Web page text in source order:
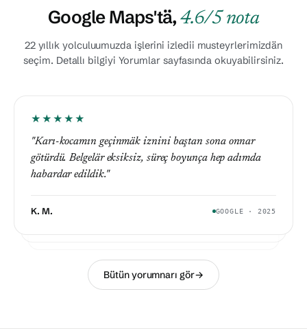
Google Maps'tä, 4.6/5 nota
22 yıllık yolculuumuzda işlerini izledii musteyrlerimizdän
seçim. Detallı bilgiyi Yorumlar sayfasında okuyabilirsiniz.
★★★★★
"Karı-kocamın geçinmäk iznini baştan sona onnar
götürdü. Belgelär eksiksiz, süreç boyunça hep adımda
habardar edildik."
K. M. GOOGLE · 2025
"İki uşaımızın geçinmäk başvurusunu bir kerädä
sorunsuz çözdüler. Randevudan karta vermäye kadar
★★★★★
"Ailamızlan Türkiyaya göçtüümüz vakıt aila geçinmäk
süreçlerimizi onnara emanet ettik. Aracısız hem açık
Bütün yorumnarı gör→